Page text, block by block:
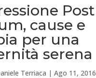
Post
cause e
per una
serena
Terriaca | Ago 11, 2016